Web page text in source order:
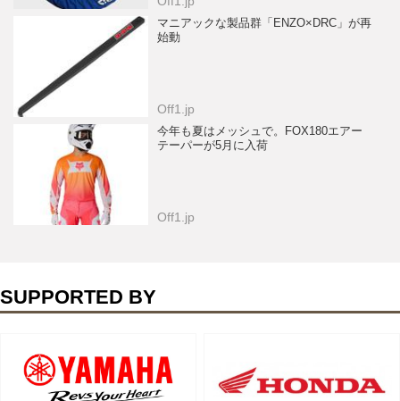
マニアックな製品群「ENZO×DRC」が再
始動
Off1.jp
今年も夏はメッシュで。FOX180エアー
テーパーが5月に入荷
Off1.jp
SUPPORTED BY